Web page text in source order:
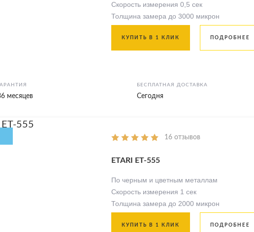
Скорость измерения 0,5 сек
Толщина замера до 3000 микрон
месяцев
БЕСПЛАТНАЯ ДОСТАВКА
Сегодня
КУПИТЬ В 1 КЛИК ПОДРОБНЕЕ
16 отзывов
ETARI ET-555
По черным и цветным металлам
Скорость измерения 1 сек
Толщина замера до 2000 микрон
КУПИТЬ В 1 КЛИК ПОДРОБНЕЕ